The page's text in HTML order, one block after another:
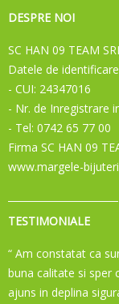
DESPRE NOI
SC HAN 09 TEAM SRL
Datele de
- CUI: 24347016
- Nr. de Inregistrare
- Tel: 0742 65 77 00
Firma SC HAN 09
www.margele-
TESTIMONIALE
“ Am constatat ca
buna calitate si sper
ajuns in deplina